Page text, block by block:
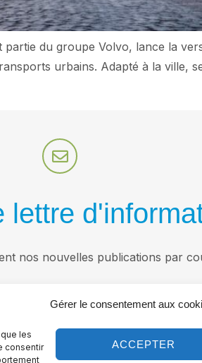
Gérer le consentement aux
les
consentir
ACCEPTER
du groupe Volvo, lance la
urbains. Adapté à la ville,
lettre
nos nouvelles publications par